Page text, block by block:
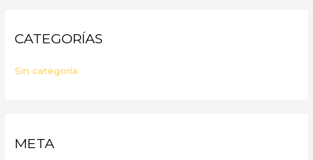
CATEGORÍAS
Sin categoría
META